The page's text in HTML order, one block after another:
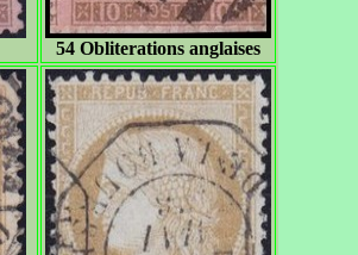
54 Obliterations anglaises